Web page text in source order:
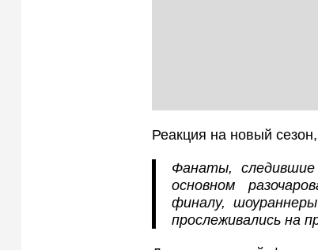
Реакция на новый
Фанаты,
основном
финалу,
прослеживались на